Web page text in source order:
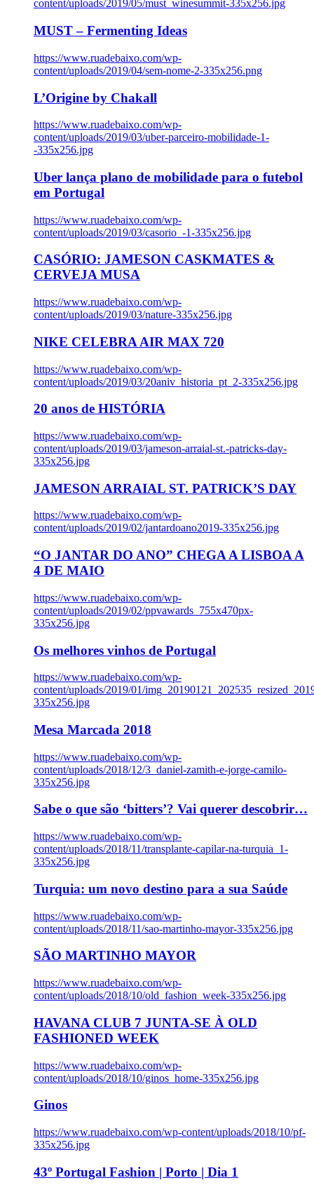
content/uploads/2019/05/must_winesummit-335x256.jpg
MUST – Fermenting Ideas
https://www.ruadebaixo.com/wp-
content/uploads/2019/04/sem-nome-2-335x256.png
L’Origine by Chakall
https://www.ruadebaixo.com/wp-
content/uploads/2019/03/uber-parceiro-mobilidade-1-
-335x256.jpg
Uber lança plano de mobilidade para o futebol
em Portugal
https://www.ruadebaixo.com/wp-
content/uploads/2019/03/casorio_-1-335x256.jpg
CASÓRIO: JAMESON CASKMATES &
CERVEJA MUSA
https://www.ruadebaixo.com/wp-
content/uploads/2019/03/nature-335x256.jpg
NIKE CELEBRA AIR MAX 720
https://www.ruadebaixo.com/wp-
content/uploads/2019/03/20aniv_historia_pt_2-335x256.jpg
20 anos de HISTÓRIA
https://www.ruadebaixo.com/wp-
content/uploads/2019/03/jameson-arraial-st.-patricks-day-
335x256.jpg
JAMESON ARRAIAL ST. PATRICK’S DAY
https://www.ruadebaixo.com/wp-
content/uploads/2019/02/jantardoano2019-335x256.jpg
“O JANTAR DO ANO” CHEGA A LISBOA A
4 DE MAIO
https://www.ruadebaixo.com/wp-
content/uploads/2019/02/ppvawards_755x470px-
335x256.jpg
Os melhores vinhos de Portugal
https://www.ruadebaixo.com/wp-
content/uploads/2019/01/
335x256.jpg
Mesa Marcada 2018
https://www.ruadebaixo.com/wp-
content/uploads/2018/12/3_daniel-zamith-e-jorge-camilo-
335x256.jpg
Sabe o que são ‘bitters’? Vai querer descobrir…
https://www.ruadebaixo.com/wp-
content/uploads/2018/11/transplante-capilar-na-turquia_1-
335x256.jpg
Turquia: um novo destino para a sua Saúde
https://www.ruadebaixo.com/wp-
content/uploads/2018/11/sao-martinho-mayor-335x256.jpg
SÃO MARTINHO MAYOR
https://www.ruadebaixo.com/wp-
content/uploads/2018/10/old_fashion_week-335x256.jpg
HAVANA CLUB 7 JUNTA-SE À OLD
FASHIONED WEEK
https://www.ruadebaixo.com/wp-
content/uploads/2018/10/ginos_home-335x256.jpg
Ginos
https://www.ruadebaixo.com/wp-content/uploads/2018/10/pf-
335x256.jpg
43º Portugal Fashion | Porto | Dia 1